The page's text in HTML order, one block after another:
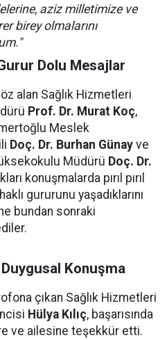
aziz milletimize ve
birey olmalarını
Dolu Mesajlar
alan Sağlık Hizmetleri
Prof. Dr. Murat Koç,
Meslek
Doç. Dr. Burhan Günay ve
Müdürü Doç. Dr.
konuşmalarda pırıl pırıl
gururunu yaşadıklarını
bundan sonraki
Konuşma
çıkan Sağlık Hizmetleri
Hülya Kılıç, başarısında
ve ailesine teşekkür etti.